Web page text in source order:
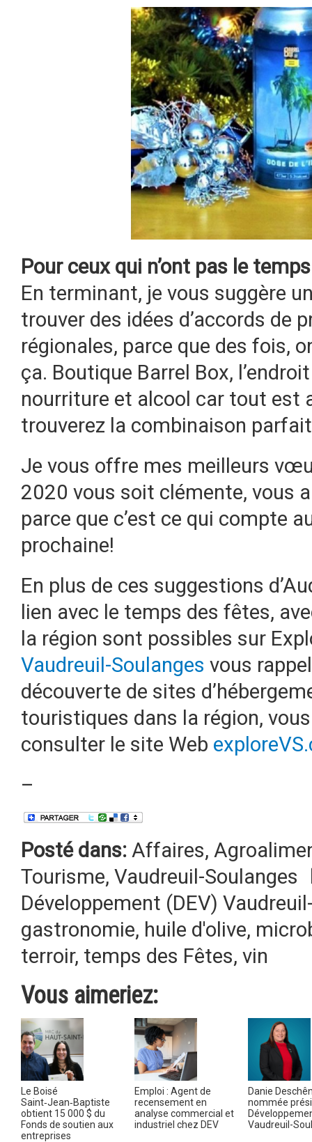
Pour ceux qui n’ont pas le temps
En terminant, je vous suggère
trouver des idées d’accords de
régionales, parce que des fois,
ça. Boutique Barrel Box,
nourriture et alcool car tout est
trouverez la combinaison
Je vous offre mes meilleurs
2020 vous soit clémente, vous
parce que c’est ce qui compte
prochaine!
En plus de ces suggestions
lien avec le temps des fêtes,
la région sont possibles sur
Vaudreuil-Soulanges vous
découverte de sites
touristiques dans la région,
consulter le site Web
–
Posté dans: Affaires,
Tourisme, Vaudreuil-Soulanges
Développement (DEV)
gastronomie, huile d'olive,
terroir, temps des Fêtes, vin
Vous aimeriez:
Le Boisé
Saint‑Jean‑Baptiste
obtient 15 000 $ du
Fonds de soutien aux
entreprises
Emploi : Agent de
recensement en
analyse commercial et
industriel chez DEV
Danie
nommée
Vaudreuil-